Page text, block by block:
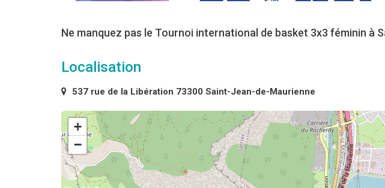
Ne manquez pas le Tournoi international de basket 3x3 féminin à
Localisation
537 rue de la Libération 73300 Saint-Jean-de-Maurienne
+
−